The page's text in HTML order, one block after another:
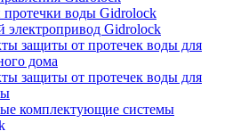
протечки воды Gidrolock
электропривод Gidrolock
защиты от протечек воды для
дома
защиты от протечек воды для
комплектующие системы